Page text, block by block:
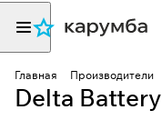
Главная Производители
Delta Battery